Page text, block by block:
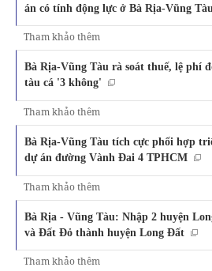
án có tính động lực ở Bà Rịa-Vũng Tàu
Tham khảo thêm
Bà Rịa-Vũng Tàu rà soát thuế, lệ phí
tàu cá '3 không'
Tham khảo thêm
Bà Rịa-Vũng Tàu tích cực phối hợp
dự án đường Vành Đai 4 TPHCM
Tham khảo thêm
Bà Rịa - Vũng Tàu: Nhập 2 huyện
và Đất Đỏ thành huyện Long Đất
Tham khảo thêm